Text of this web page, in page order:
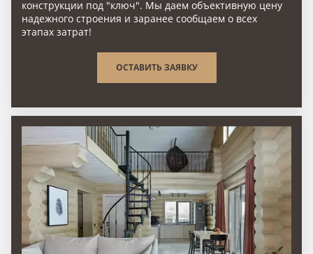
конструкции под "ключ". Мы даем объективную цену
надежного строения и заранее сообщаем о всех
этапах затрат!
ОСТАВИТЬ ЗАЯВКУ